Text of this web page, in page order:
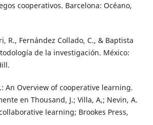
cooperativos. Barcelona: Océano,
R., Fernández Collado, C., & Baptista
de la investigación. México:
An Overview of cooperative learning.
en Thousand, J.; Villa, A,; Nevin, A.
learning; Brookes Press,